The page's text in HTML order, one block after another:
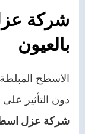
شركة
بالعيون
الاسطح
دون التأثير
شركة عزل